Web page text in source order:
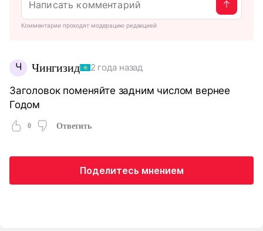
Комментарии проходят модерацию редакцией
Ч Чингизид 2 года назад
Заголовок поменяйте задним числом вернее
Годом
0 Ответить
Поделитесь мнением